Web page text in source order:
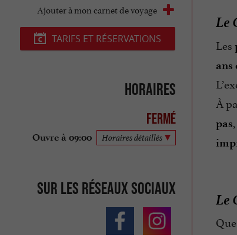
Ajouter à mon carnet de voyage
TARIFS ET RÉSERVATIONS
Horaires
Fermé
Ouvre à 09:00 Horaires détaillés
Sur les réseaux sociaux
Le
Les
ans
À
pas
Le